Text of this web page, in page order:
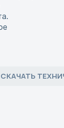
СКАЧАТЬ